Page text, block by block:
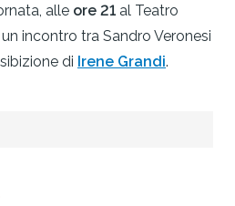
alle ore 21 al Teatro
incontro tra Sandro Veronesi
di Irene Grandi.